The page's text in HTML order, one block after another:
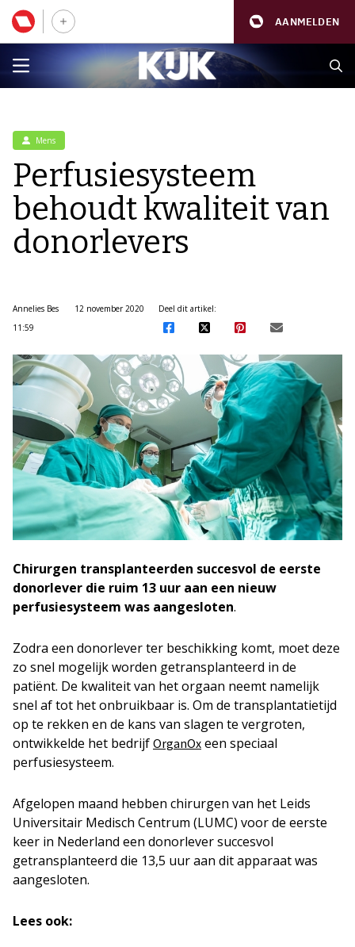
AANMELDEN
Mens
Perfusiesysteem
behoudt kwaliteit van
donorlevers
Annelies Bes
12 november 2020
11:59
Deel dit artikel:
Chirurgen transplanteerden succesvol de eerste
donorlever die ruim 13 uur aan een nieuw
perfusiesysteem was aangesloten.
Zodra een donorlever ter beschikking komt, moet deze
zo snel mogelijk worden getransplanteerd in de
patiënt. De kwaliteit van het orgaan neemt namelijk
snel af tot het onbruikbaar is. Om de transplantatietijd
op te rekken en de kans van slagen te vergroten,
ontwikkelde het bedrijf OrganOx een speciaal
perfusiesysteem.
Afgelopen maand hebben chirurgen van het Leids
Universitair Medisch Centrum (LUMC) voor de eerste
keer in Nederland een donorlever succesvol
getransplanteerd die 13,5 uur aan dit apparaat was
aangesloten.
Lees ook: